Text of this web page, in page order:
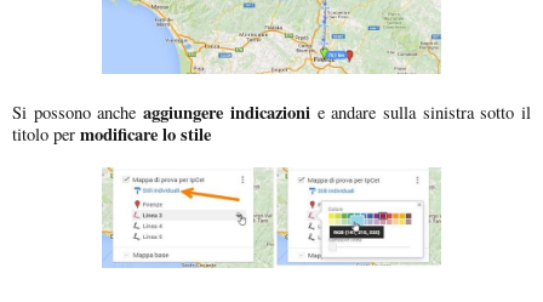
Si possono ancheaggiungere indicazionie andare sulla sinistra sotto il
titolo per modificare lo stile